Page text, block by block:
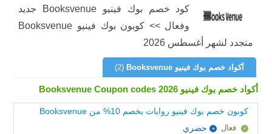
كود خصم بوك فينيو Booksvenue جديد
وفعال >> كوبون بوك فينيو Booksvenue
متجدد لشهر أغسطس 2026
أكواد خصم بوك فينيو Booksvenue (2)
أكواد خصم بوك فينيو Booksvenue Coupon codes 2026
كوبون خصم بوك فينيو روايات بخصم 10% من Booksvenue
فعال حصري